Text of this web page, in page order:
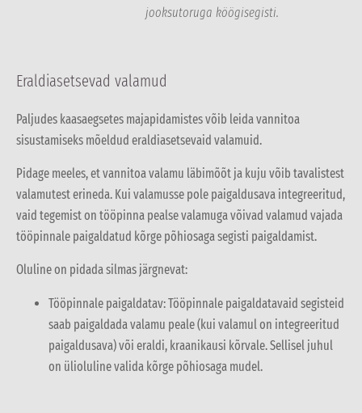
jooksutoruga köögisegisti.
Eraldiasetsevad valamud
Paljudes kaasaegsetes majapidamistes võib leida vannitoa
sisustamiseks mõeldud eraldiasetsevaid valamuid.
Pidage meeles, et vannitoa valamu läbimõõt ja kuju võib tavalistest
valamutest erineda. Kui valamusse pole paigaldusava integreeritud,
vaid tegemist on tööpinna pealse valamuga võivad valamud vajada
tööpinnale paigaldatud kõrge põhiosaga segisti paigaldamist.
Oluline on pidada silmas järgnevat:
Tööpinnale paigaldatav: Tööpinnale paigaldatavaid segisteid
saab paigaldada valamu peale (kui valamul on integreeritud
paigaldusava) või eraldi, kraanikausi kõrvale. Sellisel juhul
on ülioluline valida kõrge põhiosaga mudel.